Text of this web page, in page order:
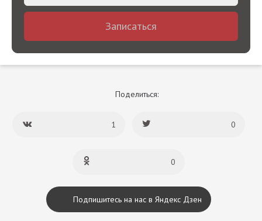
Записаться
Поделиться:
1 0
0
Подпишитесь на нас в Яндекс Дзен